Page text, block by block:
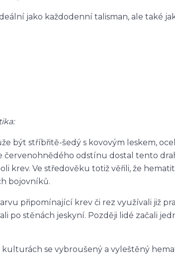
jako každodenní talisman, ale také
být stříbřitě-šedý s kovovým leskem,
červenohnědého odstínu dostal tento
krev. Ve středověku totiž věřili, že
bojovníků.
připomínající krev či rez využívali již
po stěnách jeskyní. Později lidé začali
se vybroušený a vyleštěný